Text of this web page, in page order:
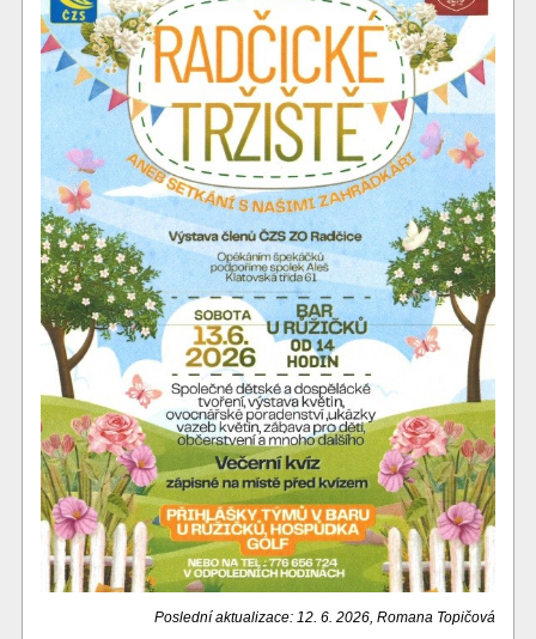
Poslední aktualizace: 12. 6. 2026, Romana Topičová